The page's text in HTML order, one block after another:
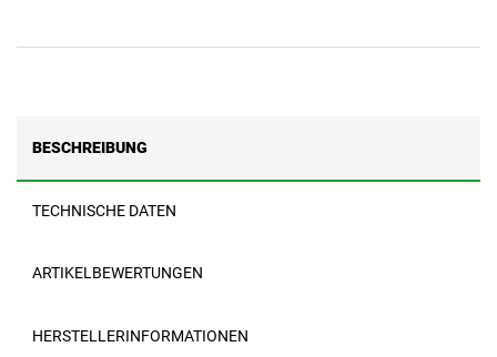
BESCHREIBUNG
TECHNISCHE DATEN
ARTIKELBEWERTUNGEN
HERSTELLERINFORMATIONEN